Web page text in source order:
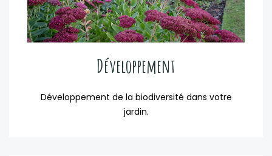
Développement
Développement de la biodiversité dans votre
jardin.